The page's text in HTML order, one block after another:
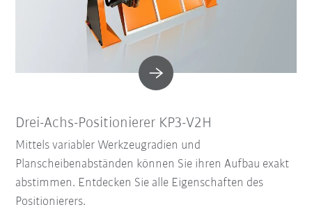
Drei-Achs-Positionierer KP3-V2H
Mittels variabler Werkzeugradien und
Planscheibenabständen können Sie ihren Aufbau exakt
abstimmen. Entdecken Sie alle Eigenschaften des
Positionierers.